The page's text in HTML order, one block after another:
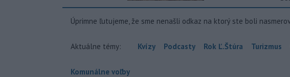
Úprimne ľutujeme, že sme nenašli odkaz na ktorý ste boli
Aktuálne témy: Kvízy Podcasty Rok Ľ.Štúra Turizmus
Komunálne voľby